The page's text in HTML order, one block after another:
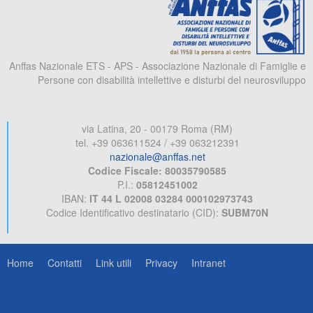
Anffas Nazionale ETS - APS - Associazione Nazionale di Famiglie e
Persone con disabilità intellettive e disturbi del neurosviluppo
via Latina, 20 - 00179 Roma (RM)
tel. +39 063611524 / +39 063212391
nazionale@anffas.net
Codice Fiscale: 80035790585
P.I.: 05812451002
IBAN: IT 44 L 02008 03284 000102973743
Codice Identificativo destinatario (CID): SUBM70N
Home Contatti Link utili Privacy Intranet